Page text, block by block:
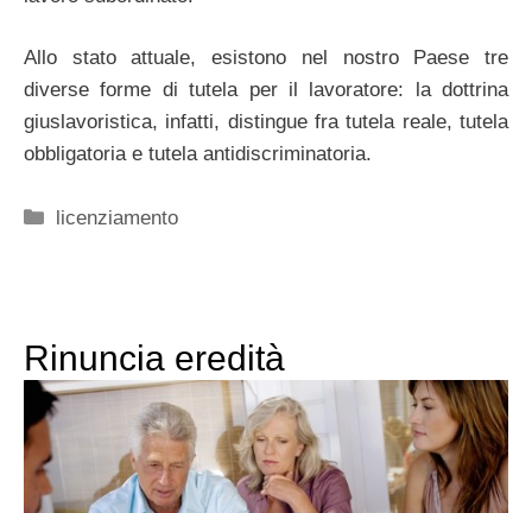
Allo stato attuale, esistono nel nostro Paese tre
diverse forme di tutela per il lavoratore: la dottrina
giuslavoristica, infatti, distingue fra tutela reale, tutela
obbligatoria e tutela antidiscriminatoria.
Categorie
licenziamento
Rinuncia eredità